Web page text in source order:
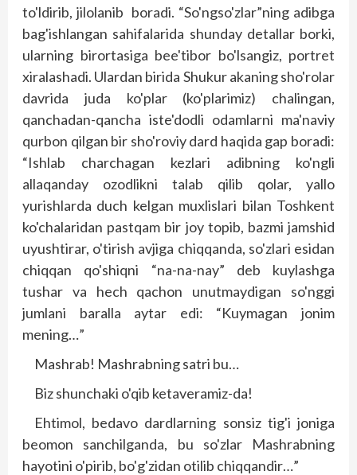
to'ldirib, jilolanib boradi. “So'ngso'zlar”ning adibga
bag'ishlangan sahifalarida shunday detallar borki,
ularning birortasiga bee'tibor bo'lsangiz, portret
xiralashadi. Ulardan birida Shukur akaning sho'rolar
davrida juda ko'plar (ko'plarimiz) chalingan,
qanchadan-qancha iste'dodli odamlarni ma'naviy
qurbon qilgan bir sho'roviy dard haqida gap boradi:
“Ishlab charchagan kezlari adibning ko'ngli
allaqanday ozodlikni talab qilib qolar, yallo
yurishlarda duch kelgan muxlislari bilan Toshkent
ko'chalaridan pastqam bir joy topib, bazmi jamshid
uyushtirar, o'tirish avjiga chiqqanda, so'zlari esidan
chiqqan qo'shiqni “na-na-nay” deb kuylashga
tushar va hech qachon unutmaydigan so'nggi
jumlani baralla aytar edi: “Kuymagan jonim
mening…”
Mashrab! Mashrabning satri bu…
Biz shunchaki o'qib ketaveramiz-da!
Ehtimol, bedavo dardlarning sonsiz tig'i joniga
beomon sanchilganda, bu so'zlar Mashrabning
hayotini o'pirib, bo'g'zidan otilib chiqqandir…”